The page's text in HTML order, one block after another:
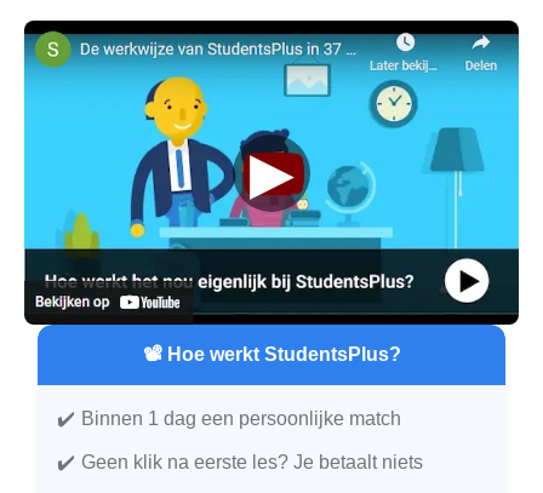
▶
📽️ Hoe werkt StudentsPlus?
Binnen 1 dag een persoonlijke match
Geen klik na eerste les? Je betaalt niets